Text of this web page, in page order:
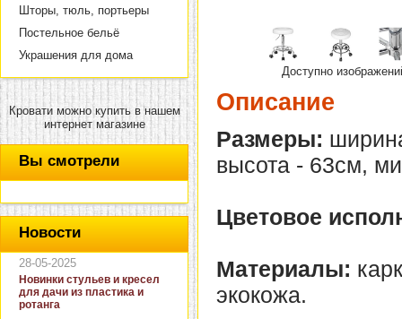
Шторы, тюль, портьеры
Постельное бельё
Украшения для дома
Кровати можно купить в нашем
интернет магазине
Вы смотрели
Новости
28-05-2025
Новинки стульев и кресел
для дачи из пластика и
ротанга
Доступно
Описание
Размеры:
высота - 63см,
Цветовое
Материалы:
экокожа.